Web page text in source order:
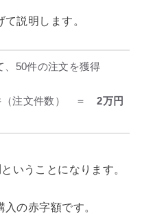
説明します。
、50件の注文を獲得
（注文件数） ＝2万円（
ということになります。
の赤字額です。